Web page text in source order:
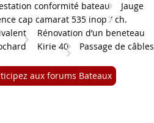
conformité bateau
Jauge
cap camarat 535 inop / ch.
Rénovation d’un beneteau
Kirie 40 Passage de câbles
aux forums Bateaux